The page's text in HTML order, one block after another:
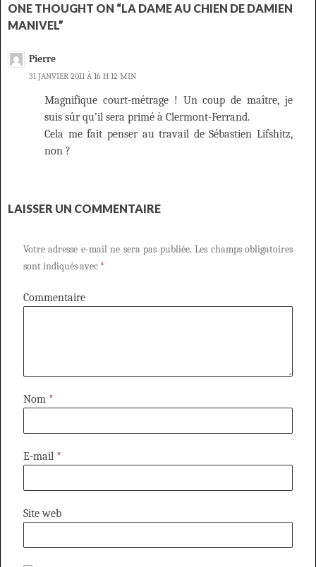
ONE THOUGHT ON “LA DAME AU CHIEN DE DAMIEN
MANIVEL”
Pierre
31 JANVIER 2011 À 16 H 12 MIN
Magnifique court-métrage ! Un coup de maître, je
suis sûr qu’il sera primé à Clermont-Ferrand.
Cela me fait penser au travail de Sébastien Lifshitz,
non ?
LAISSER UN COMMENTAIRE
Votre adresse e-mail ne sera pas publiée. Les champs obligatoires
sont indiqués avec *
Commentaire
Nom *
E-mail *
Site web